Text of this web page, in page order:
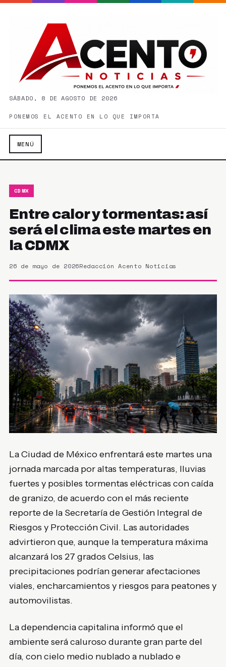
SÁBADO, 8 DE AGOSTO DE 2026
PONEMOS EL ACENTO EN LO QUE IMPORTA
MENÚ
CDMX
Entre calor y tormentas: así
será el clima este martes en
la CDMX
26 de mayo de 2026Redacción Acento Noticias
La Ciudad de México enfrentará este martes una
jornada marcada por altas temperaturas, lluvias
fuertes y posibles tormentas eléctricas con caída
de granizo, de acuerdo con el más reciente
reporte de la Secretaría de Gestión Integral de
Riesgos y Protección Civil. Las autoridades
advirtieron que, aunque la temperatura máxima
alcanzará los 27 grados Celsius, las
precipitaciones podrían generar afectaciones
viales, encharcamientos y riesgos para peatones y
automovilistas.
La dependencia capitalina informó que el
ambiente será caluroso durante gran parte del
día, con cielo medio nublado a nublado e